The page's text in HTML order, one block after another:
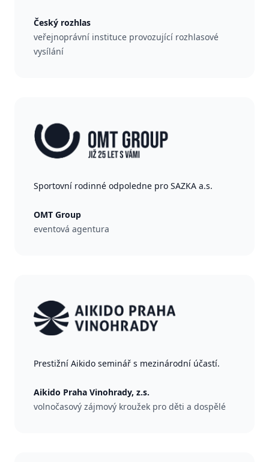
Český rozhlas
veřejnoprávní instituce provozující rozhlasové
vysílání
Sportovní rodinné odpoledne pro SAZKA a.s.
OMT Group
eventová agentura
Prestižní Aikido seminář s mezinárodní účastí.
Aikido Praha Vinohrady, z.s.
volnočasový zájmový kroužek pro děti a dospělé